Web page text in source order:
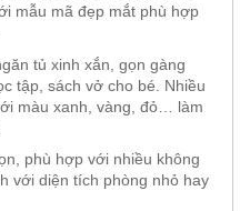
mẫu mã đẹp mắt phù hợp
tủ xinh xắn, gọn gàng
tập, sách vở cho bé. Nhiều
màu xanh, vàng, đỏ… làm
phù hợp với nhiều không
với diện tích phòng nhỏ hay